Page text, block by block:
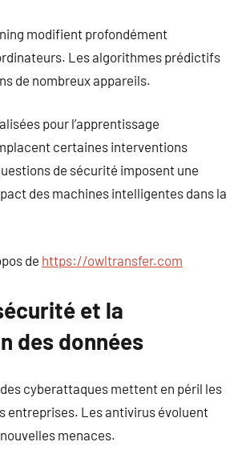
modifient profondément
Les algorithmes prédictifs
de nombreux appareils.
pour l’apprentissage
certaines interventions
de sécurité imposent une
des machines intelligentes dans la
de https://owltransfer.com
et la
des données
cyberattaques mettent en péril les
entreprises. Les antivirus évoluent
menaces.